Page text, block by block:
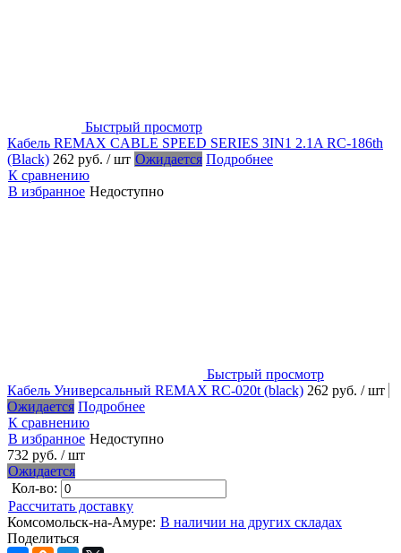
Быстрый просмотр
Кабель REMAX CABLE SPEED SERIES 3IN1 2.1A RC-186th
(Black) 262 руб. / шт Ожидается Подробнее
К сравнению
В избранное Недоступно
Быстрый просмотр
Кабель Универсальный REMAX RC-020t (black) 262 руб. / шт
Ожидается Подробнее
К сравнению
В избранное Недоступно
732 руб. / шт
Ожидается
Кол-во:
Рассчитать доставку
Комсомольск-на-Амуре: В наличии на других складах
Поделиться